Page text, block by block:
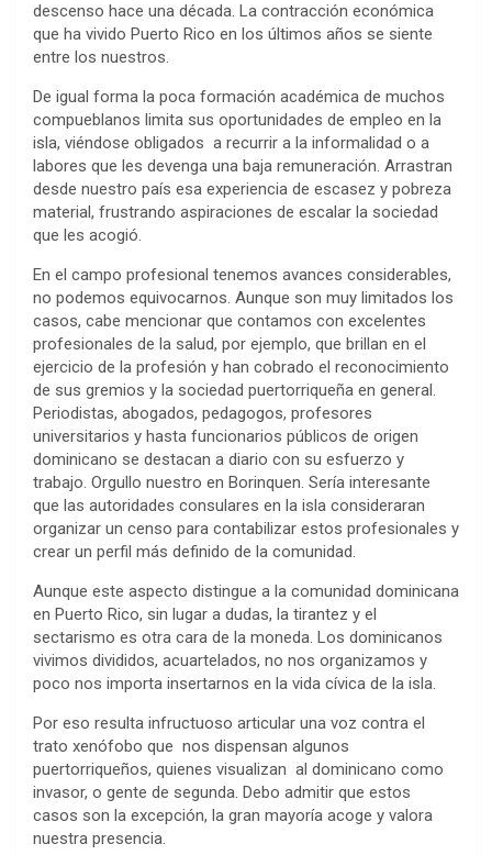
descenso hace una década. La contracción económica
que ha vivido Puerto Rico en los últimos años se siente
entre los nuestros.
De igual forma la poca formación académica de muchos
compueblanos limita sus oportunidades de empleo en la
isla, viéndose obligados a recurrir a la informalidad o a
labores que les devenga una baja remuneración. Arrastran
desde nuestro país esa experiencia de escasez y pobreza
material, frustrando aspiraciones de escalar la sociedad
que les acogió.
En el campo profesional tenemos avances considerables,
no podemos equivocarnos. Aunque son muy limitados los
casos, cabe mencionar que contamos con excelentes
profesionales de la salud, por ejemplo, que brillan en el
ejercicio de la profesión y han cobrado el reconocimiento
de sus gremios y la sociedad puertorriqueña en general.
Periodistas, abogados, pedagogos, profesores
universitarios y hasta funcionarios públicos de origen
dominicano se destacan a diario con su esfuerzo y
trabajo. Orgullo nuestro en Borinquen. Sería interesante
que las autoridades consulares en la isla consideraran
organizar un censo para contabilizar estos profesionales y
crear un perfil más definido de la comunidad.
Aunque este aspecto distingue a la comunidad dominicana
en Puerto Rico, sin lugar a dudas, la tirantez y el
sectarismo es otra cara de la moneda. Los dominicanos
vivimos divididos, acuartelados, no nos organizamos y
poco nos importa insertarnos en la vida cívica de la isla.
Por eso resulta infructuoso articular una voz contra el
trato xenófobo que nos dispensan algunos
puertorriqueños, quienes visualizan al dominicano como
invasor, o gente de segunda. Debo admitir que estos
casos son la excepción, la gran mayoría acoge y valora
nuestra presencia.